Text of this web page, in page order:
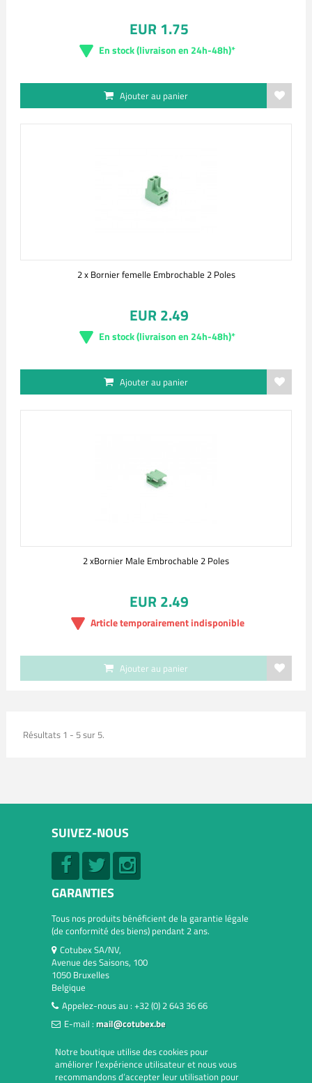
EUR 1.75
En stock (livraison en 24h-48h)*
Ajouter au panier
2 x Bornier femelle Embrochable 2 Poles
EUR 2.49
En stock (livraison en 24h-48h)*
Ajouter au panier
2 xBornier Male Embrochable 2 Poles
EUR 2.49
Article temporairement indisponible
Ajouter au panier
Résultats 1 - 5 sur 5.
SUIVEZ-NOUS
GARANTIES
Tous nos produits bénéficient de la garantie légale
(de conformité des biens) pendant 2 ans.
Cotubex SA/NV,
Avenue des Saisons, 100
1050 Bruxelles
Belgique
Appelez-nous au : +32 (0) 2 643 36 66
E-mail : mail@cotubex.be
Notre boutique utilise des cookies pour
améliorer l’expérience utilisateur et nous vous
recommandons d’accepter leur utilisation pour